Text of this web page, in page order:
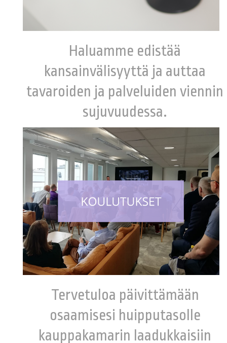
Haluamme edistää
kansainvälisyyttä ja auttaa
tavaroiden ja palveluiden viennin
sujuvuudessa.
Tervetuloa päivittämään
osaamisesi huipputasolle
kauppakamarin laadukkaisiin